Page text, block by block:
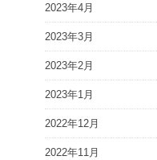
2023年4月
2023年3月
2023年2月
2023年1月
2022年12月
2022年11月